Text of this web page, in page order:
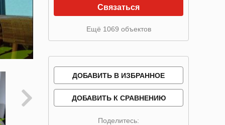
Связаться
Ещё 1069 объектов
ДОБАВИТЬ В ИЗБРАННОЕ
ДОБАВИТЬ К СРАВНЕНИЮ
Поделитесь: